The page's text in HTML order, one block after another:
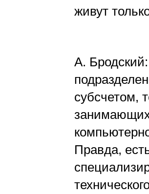
живут
А.
субсчетом,
Правда,